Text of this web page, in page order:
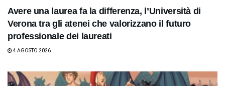
Avere una laurea fa la differenza, l’Università di
Verona tra gli atenei che valorizzano il futuro
professionale dei laureati
4 AGOSTO 2026